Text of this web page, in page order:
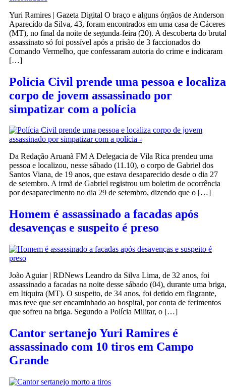
Yuri Ramires | Gazeta Digital O braço e alguns órgãos de Anderson
Aparecido da Silva, 43, foram encontrados em uma casa de Cáceres
(MT), no final da noite de segunda-feira (20). A descoberta do brutal
assassinato só foi possível após a prisão de 3 faccionados do
Comando Vermelho, que confessaram autoria do crime e indicaram
[…]
Polícia Civil prende uma pessoa e localiza
corpo de jovem assassinado por
simpatizar com a polícia
Da Redação Aruanã FM A Delegacia de Vila Rica prendeu uma
pessoa e localizou, nesse sábado (11.10), o corpo de Gabriel dos
Santos Viana, de 19 anos, que estava desaparecido desde o dia 27
de setembro. A irmã de Gabriel registrou um boletim de ocorrência
por desaparecimento no dia 29 de setembro, dizendo que o […]
Homem é assassinado a facadas após
desavenças e suspeito é preso
João Aguiar | RDNews Leandro da Silva Lima, de 32 anos, foi
assassinado a facadas na noite desse sábado (04), durante uma briga,
em Itiquira (MT). O suspeito, de 34 anos, foi detido em flagrante,
mas teve que ser encaminhado ao hospital, por conta de ferimentos
que sofreu na briga. Segundo a Polícia Militar, o […]
Cantor sertanejo Yuri Ramires é
assassinado com 10 tiros em Campo
Grande